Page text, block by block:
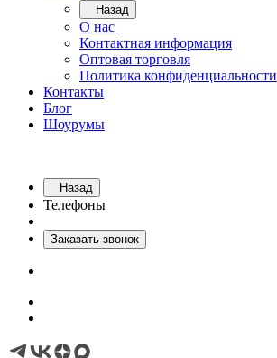
Назад
О нас
Контактная информация
Оптовая торговля
Политика конфиденциальности
Контакты
Блог
Шоурумы
Назад
Телефоны
Заказать звонок